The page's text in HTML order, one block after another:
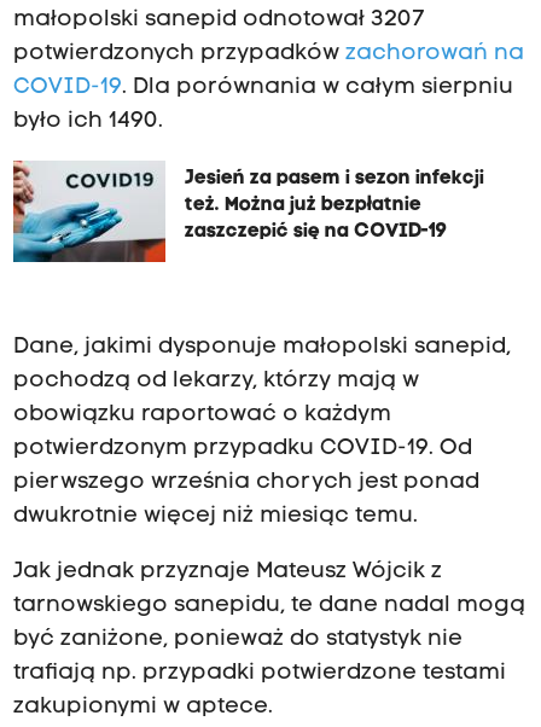
małopolski sanepid odnotował 3207
potwierdzonych przypadków zachorowań na
COVID-19. Dla porównania w całym sierpniu
było ich 1490.
Jesień za pasem i sezon infekcji
też. Można już bezpłatnie
zaszczepić się na COVID-19
Dane, jakimi dysponuje małopolski sanepid,
pochodzą od lekarzy, którzy mają w
obowiązku raportować o każdym
potwierdzonym przypadku COVID-19. Od
pierwszego września chorych jest ponad
dwukrotnie więcej niż miesiąc temu.
Jak jednak przyznaje Mateusz Wójcik z
tarnowskiego sanepidu, te dane nadal mogą
być zaniżone, ponieważ do statystyk nie
trafiają np. przypadki potwierdzone testami
zakupionymi w aptece.